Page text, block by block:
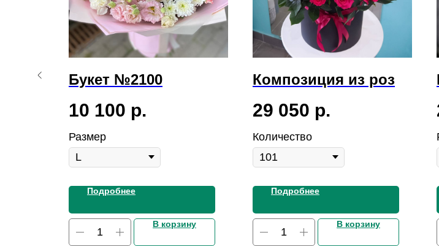
Букет №2100
10 100 р.
Размер
Подробнее
В корзину
Композиция из роз
29 050 р.
Количество
Подробнее
В корзину